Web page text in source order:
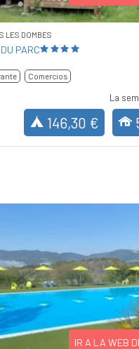
LES DOMBES
PARC
Comercios
La
146,30 €
IR A LA WEB